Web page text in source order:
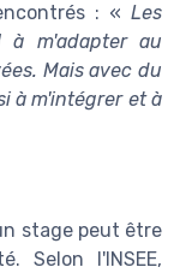
: « Les
à m'adapter au
Mais avec du
à m'intégrer et à
stage peut être
Selon l'INSEE,